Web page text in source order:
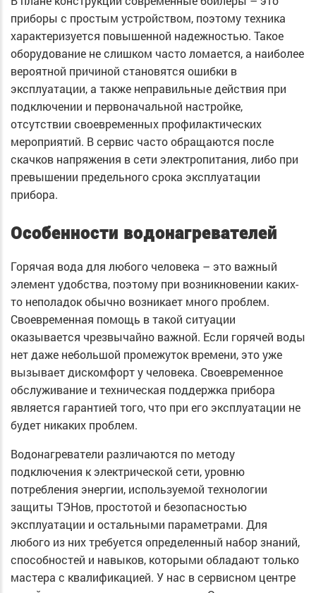
приборы с простым устройством, поэтому техника
характеризуется повышенной надежностью. Такое
оборудование не слишком часто ломается, а наиболее
вероятной причиной становятся ошибки в
эксплуатации, а также неправильные действия при
подключении и первоначальной настройке,
отсутствии своевременных профилактических
мероприятий. В сервис часто обращаются после
скачков напряжения в сети электропитания, либо при
превышении предельного срока эксплуатации
прибора.
Особенности водонагревателей
Горячая вода для любого человека – это важный
элемент удобства, поэтому при возникновении каких-
то неполадок обычно возникает много проблем.
Своевременная помощь в такой ситуации
оказывается чрезвычайно важной. Если горячей воды
нет даже небольшой промежуток времени, это уже
вызывает дискомфорт у человека. Своевременное
обслуживание и техническая поддержка прибора
является гарантией того, что при его эксплуатации не
будет никаких проблем.
Водонагреватели различаются по методу
подключения к электрической сети, уровню
потребления энергии, используемой технологии
защиты ТЭНов, простотой и безопасностью
эксплуатации и остальными параметрами. Для
любого из них требуется определенный набор знаний,
способностей и навыков, которыми обладают только
мастера с квалификацией. У нас в сервисном центре